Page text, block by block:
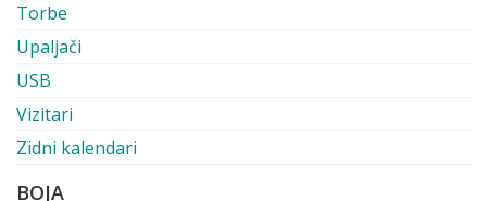
Torbe
Upaljači
USB
Vizitari
Zidni kalendari
BOJA